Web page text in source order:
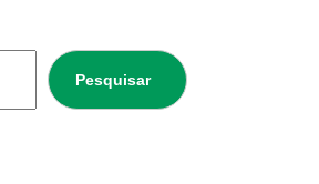
Pesquisar